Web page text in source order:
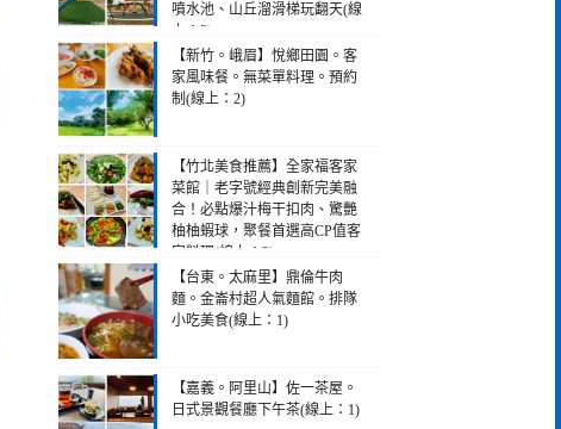
噴水池、山丘溜滑梯玩翻天(線
上：3)
【新竹。峨眉】悅鄉田園。客
家風味餐。無菜單料理。預約
制(線上：2)
【竹北美食推薦】全家福客家
菜館｜老字號經典創新完美融
合！必點爆汁梅干扣肉、驚艷
柚柚蝦球，聚餐首選高CP值客
家料理(線上：2)
【台東。太麻里】鼎倫牛肉
麵。金崙村超人氣麵館。排隊
小吃美食(線上：1)
【嘉義。阿里山】佐一茶屋。
日式景觀餐廳下午茶(線上：1)